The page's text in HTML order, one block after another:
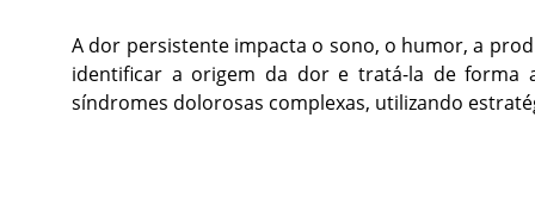
A dor persistente impacta o sono, o humor, a
identificar a origem da dor e tratá-la de forma
síndromes dolorosas complexas, utilizando